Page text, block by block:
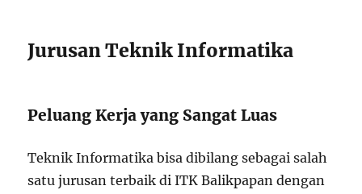
Jurusan Teknik Informatika
Peluang Kerja yang Sangat Luas
Teknik Informatika bisa dibilang sebagai salah
satu jurusan terbaik di ITK Balikpapan dengan